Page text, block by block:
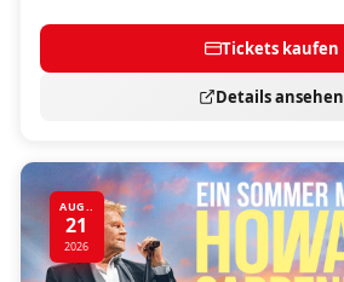
Tickets kaufen
Details ansehen
AUG..
21
2026